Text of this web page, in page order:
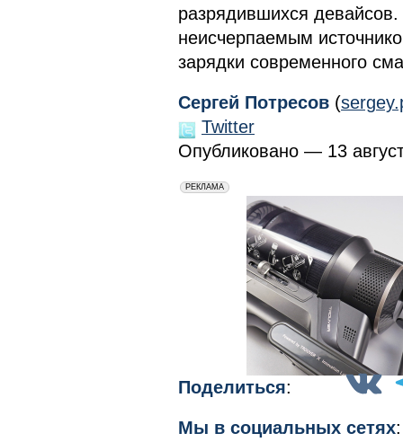
разрядившихся
неисчерпаемым
зарядки современного
Сергей Потресов (
Twitter
Опубликовано — 13
erid: 2VfnxxmNzs5
РЕКЛАМА
Поделиться:
Мы в социальных сетях: